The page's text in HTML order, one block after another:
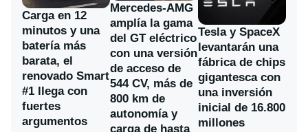
Carga en 12
minutos y una
batería más
barata, el
renovado Smart
#1 llega con
fuertes
argumentos
Mercedes-AMG
amplía la gama
del GT eléctrico
con una versión
de acceso de
544 CV, más de
800 km de
autonomía y
carga de hasta
Tesla y SpaceX
levantarán una
fábrica de chips
gigantesca con
una inversión
inicial de 16.800
millones